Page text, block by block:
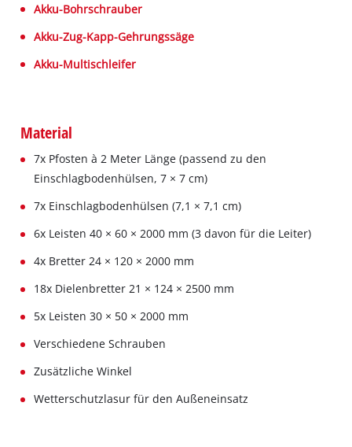
Akku-Bohrschrauber
Akku-Zug-Kapp-Gehrungssäge
Akku-Multischleifer
Material
7x Pfosten à 2 Meter Länge (passend zu den
Einschlagbodenhülsen, 7 × 7 cm)
7x Einschlagbodenhülsen (7,1 × 7,1 cm)
6x Leisten 40 × 60 × 2000 mm (3 davon für die Leiter)
4x Bretter 24 × 120 × 2000 mm
18x Dielenbretter 21 × 124 × 2500 mm
5x Leisten 30 × 50 × 2000 mm
Verschiedene Schrauben
Zusätzliche Winkel
Wetterschutzlasur für den Außeneinsatz